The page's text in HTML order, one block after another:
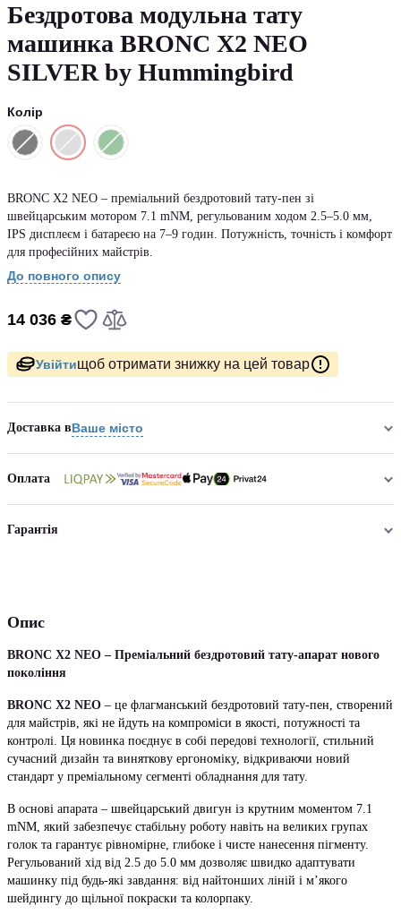
Бездротова модульна тату
машинка BRONC X2 NEO
SILVER by Hummingbird
Колір
BRONC X2 NEO – преміальний бездротовий тату-пен зі
швейцарським мотором 7.1 mNM, регульованим ходом 2.5–5.0 мм,
IPS дисплеєм і батареєю на 7–9 годин. Потужність, точність і комфорт
для професійних майстрів.
До повного опису
14 036 ₴
Увійтищоб отримати знижку на цей товар
Доставка вВаше місто
Оплата
Гарантія
Опис
BRONC X2 NEO – Преміальний бездротовий тату-апарат нового
покоління
BRONC X2 NEO – це флагманський бездротовий тату-пен, створений
для майстрів, які не йдуть на компроміси в якості, потужності та
контролі. Ця новинка поєднує в собі передові технології, стильний
сучасний дизайн та виняткову ергономіку, відкриваючи новий
стандарт у преміальному сегменті обладнання для тату.
В основі апарата – швейцарський двигун із крутним моментом 7.1
mNM, який забезпечує стабільну роботу навіть на великих групах
голок та гарантує рівномірне, глибоке і чисте нанесення пігменту.
Регульований хід від 2.5 до 5.0 мм дозволяє швидко адаптувати
машинку під будь-які завдання: від найтонших ліній і м’якого
шейдингу до щільної покраски та колорпаку.